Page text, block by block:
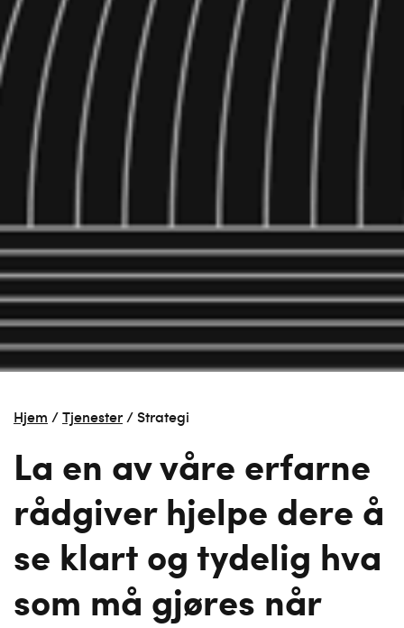
Hjem /Tjenester /Strategi
La en av våre erfarne
rådgiver hjelpe dere å
se klart og tydelig hva
som må gjøres når